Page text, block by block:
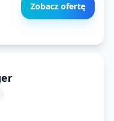
Zobacz ofertę